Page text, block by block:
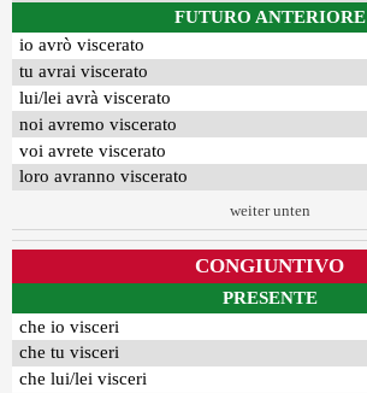
FUTURO ANTERIORE
io avrò viscerato
tu avrai viscerato
lui/lei avrà viscerato
noi avremo viscerato
voi avrete viscerato
loro avranno viscerato
weiter unten
CONGIUNTIVO
PRESENTE
che io visceri
che tu visceri
che lui/lei visceri